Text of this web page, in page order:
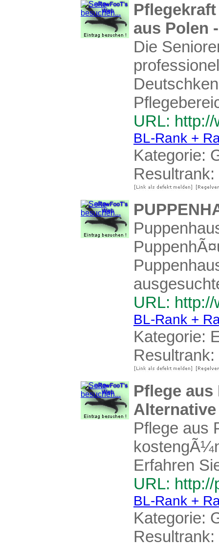
aus Polen
Die
URL:
BL-Rank +
Kategorie:
Resultrank:
URL:
BL-Rank +
Kategorie:
Resultrank:
Pflege aus
Pflege aus
Erfahren
URL:
BL-Rank +
Kategorie:
Resultrank: